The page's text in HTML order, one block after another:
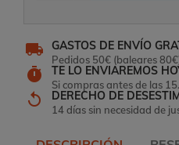
local_shipping GASTOS DE ENVÍO
Pedidos 50€ (baleares
timer TE LO ENVIAREMOS
Si compras antes de las
replay DERECHO DE
14 días sin necesidad de